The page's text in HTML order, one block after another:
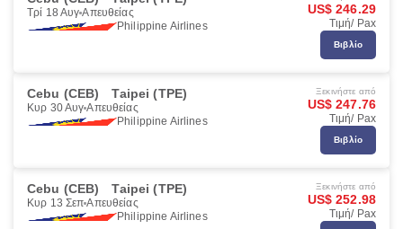
Τρί 18 Αυγ Απευθείας
Philippine Airlines
US$ 246.29
Τιμή/ Pax
Βιβλίο
Cebu (CEB) Taipei (TPE)
Κυρ 30 Αυγ Απευθείας
Philippine Airlines
Ξεκινήστε από
US$ 247.76
Τιμή/ Pax
Βιβλίο
Cebu (CEB) Taipei (TPE)
Κυρ 13 Σεπ Απευθείας
Philippine Airlines
Ξεκινήστε από
US$ 252.98
Τιμή/ Pax